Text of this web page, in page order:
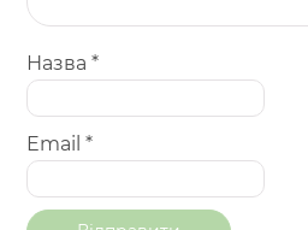
Назва*
Email*